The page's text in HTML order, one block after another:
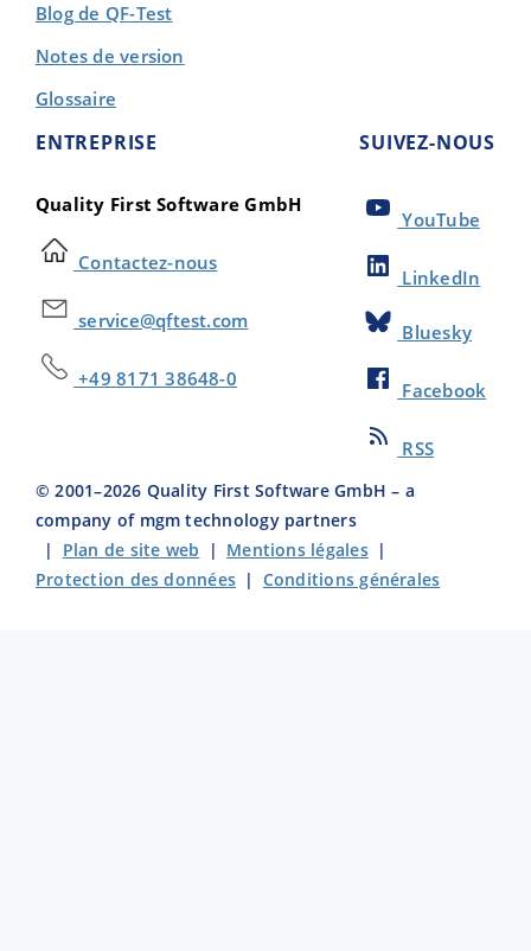
Blog de QF-Test
Notes de version
Glossaire
ENTREPRISE
Quality First Software GmbH
Contactez-nous
service@qftest.com
+49 8171 38648-0
SUIVEZ-NOUS
YouTube
LinkedIn
Bluesky
Facebook
RSS
© 2001–2026 Quality First Software GmbH – a
company of mgm technology partners
| Plan de site web | Mentions légales|
Protection des données | Conditions générales